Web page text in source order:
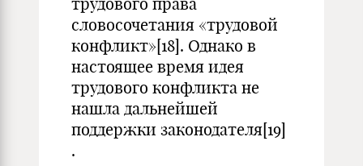
словосочетания «трудовой
конфликт»[18]. Однако в
настоящее время идея
трудового конфликта не
нашла дальнейшей
поддержки законодателя[19]
.